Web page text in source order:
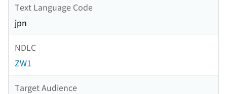
Text Language Code
jpn
NDLC
ZW1
Target Audience